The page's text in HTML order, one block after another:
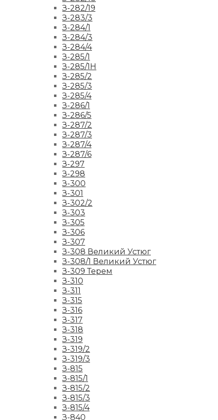
З-282/19
З-283/3
З-284/1
З-284/3
З-284/4
З-285/1
З-285/1Н
З-285/2
З-285/3
З-285/4
З-286/1
З-286/5
З-287/2
З-287/3
З-287/4
З-287/6
З-297
З-298
З-300
З-301
З-302/2
З-303
З-305
З-306
З-307
З-308 Великий Устюг
З-308/1 Великий Устюг
З-309 Терем
З-310
З-311
З-315
З-316
З-317
З-318
З-319
З-319/2
З-319/3
З-815
З-815/1
З-815/2
З-815/3
З-815/4
З-840